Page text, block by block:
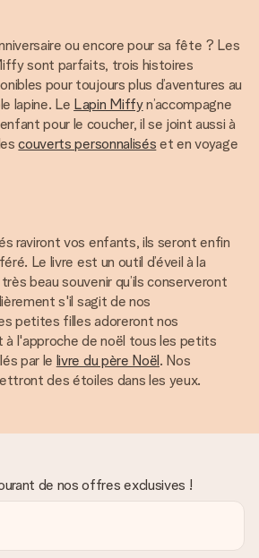
ou encore pour sa fête ? Les
sont parfaits, trois histoires
pour toujours plus d’aventures au
lapine. Le Lapin Miffyn’accompagne
pour le coucher, il se joint aussi à
couverts personnalisés et en voyage
raviront vos enfants, ils seront enfin
Le livre est un outil d’éveil à la
beau souvenir qu’ils conserveront
s'il sagit de nos
petites filles adoreront nos
à l'approche de noël tous les petits
par le livre du père Noël. Nos
des étoiles dans les yeux.
de nos offres exclusives !